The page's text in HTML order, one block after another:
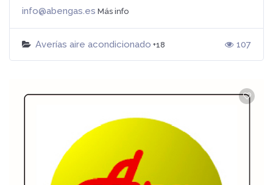
info@abengas.es Más info
Averías aire acondicionado +18 107